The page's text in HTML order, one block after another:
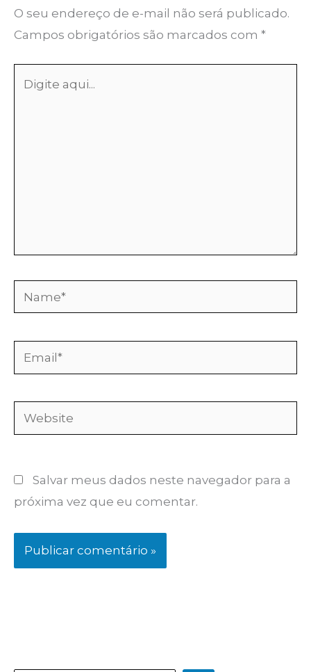
O seu endereço de e-mail não será publicado.
Campos obrigatórios são marcados com *
aqui...
Name*
Email*
Website
Salvar meus dados neste navegador para a
próxima vez que eu comentar.